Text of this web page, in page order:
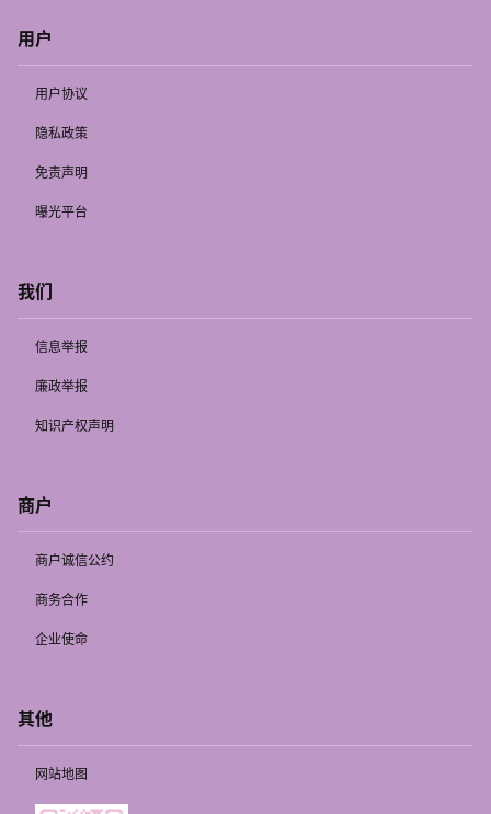
用户
用户协议
隐私政策
免责声明
曝光平台
我们
信息举报
廉政举报
知识产权声明
商户
商户诚信公约
商务合作
企业使命
其他
网站地图